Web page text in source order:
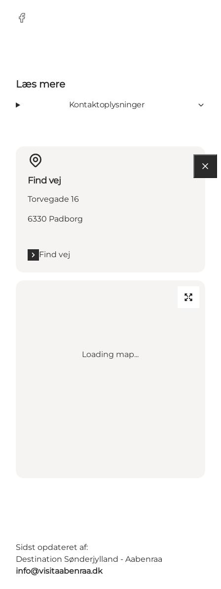
Facebook
Læs mere
Kontaktoplysninger
Find vej
Torvegade 16
6330 Padborg
Find vej
Loading map...
Sidst opdateret af:
Destination Sønderjylland - Aabenraa
info@visitaabenraa.dk